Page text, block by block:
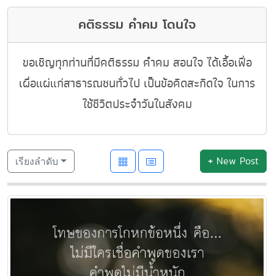
คติธรรม คำคม โดนใจ
ขอเชิญทุกท่านที่มีคติธรรม คำคม สอนใจ ได้เอื้อเฟื่อ
เผื่อแผ่แก่สาธารณชนทั่วไป เป็นข้อคิดสะกิดใจ ในการ
ใช้ชีวิตประจำวันในสังคม
เรียงลำดับ +New Post